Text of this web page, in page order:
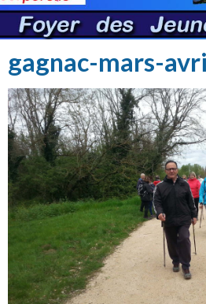
gagnac-mars-